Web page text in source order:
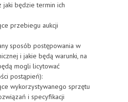
będzie termin ich
przebiegu aukcji
sposób postępowania w
i jakie będą warunki, na
mogli licytować
postąpień):
wykorzystywanego sprzętu
i specyfikacji